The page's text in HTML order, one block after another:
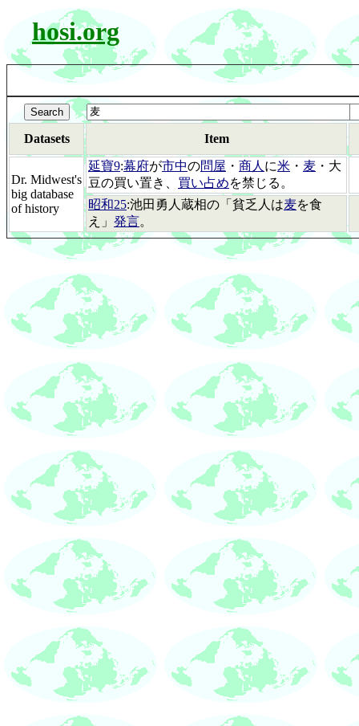
hosi.org
Datasets Item
Dr. Midwest's
big database
of history
延寶9:幕府が市中の問屋 ・ 商人 に米 ・ 麦 ・大
豆の買い置き、 買い占めを禁じる。
昭和25:池田勇人蔵相の「貧乏人は麦を食
え」 発言。